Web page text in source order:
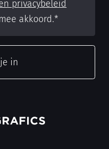
privacybeleid
akkoord.*